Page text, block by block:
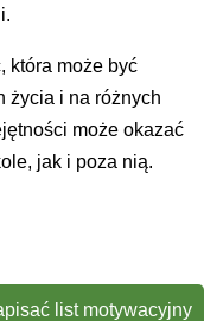
która może być
życia i na różnych
może okazać
jak i poza nią.
list motywacyjny